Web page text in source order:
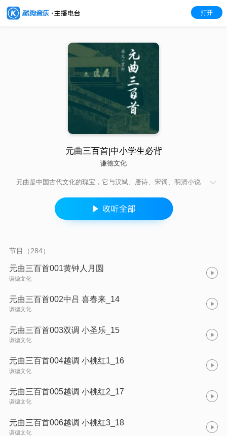
打开
元曲三百首|中小学生必背
谦德文化
元曲是中国古代文化的瑰宝，它与汉斌、唐诗、宋词、明清小说
同与唐诗宋词的典雅瑰丽，而是大量使用口语方言，将阳春白雪
与下里巴人很好的融合在一起，以其广阔的题材、独特的风格，
以及直白押韵的语言，深得历代文人的青睐。本文选取元曲代表
节目（284）
元曲三百首001黄钟人月圆
谦德文化
元曲三百首002中吕 喜春来_14
谦德文化
元曲三百首003双调 小圣乐_15
谦德文化
元曲三百首004越调 小桃红1_16
谦德文化
元曲三百首005越调 小桃红2_17
谦德文化
元曲三百首006越调 小桃红3_18
谦德文化